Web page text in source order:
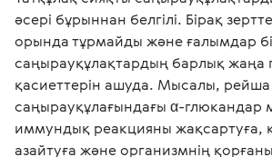
әсері бұрыннан белгілі. Бірақ
орында тұрмайды және ғалымдар
саңырауқұлақтардың барлық жаңа
қасиеттерін ашуда. Мысалы,
саңырауқұлағындағы α-глюкандар
иммундық реакцияны жақсартуға,
азайтуға және организмнің